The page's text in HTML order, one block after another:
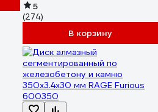
сплошной 1.2мм KEOS
DBP04.125
5
(274)
В корзину